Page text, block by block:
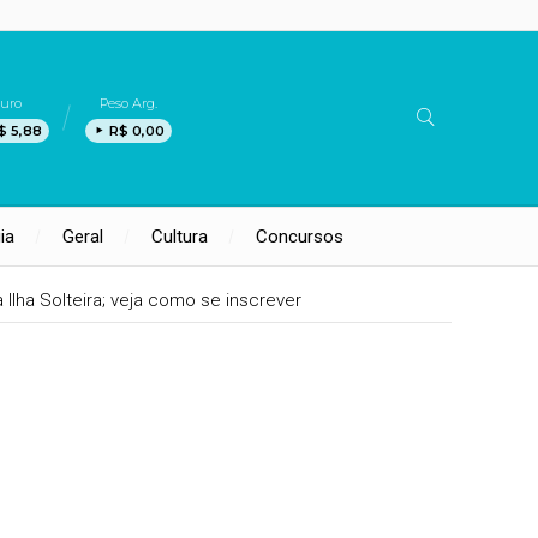
5,88
Peso Arg.
R$ 0,00
Geral Cultura Concursos
Solteira; veja como se inscrever